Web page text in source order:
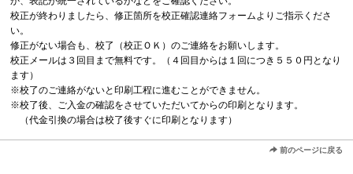
校正が終わりましたら、修正箇所を校正確認連絡フォームよりご指示くださ
い。
修正がない場合も、校了（校正ＯＫ）のご連絡をお願いします。
校正メールは３回目まで無料です。（４回目からは１回につき５５０円となり
ます）
※校了のご連絡がないと印刷工程に進むことができません。
※校了後、ご入金の確認をさせていただいてからの印刷となります。
（代金引換の場合は校了後すぐに印刷となります）
前のページに戻る